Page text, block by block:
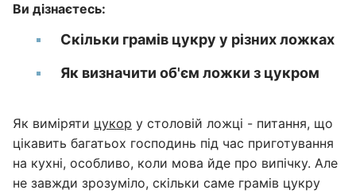
Ви дізнаєтесь:
Скільки грамів цукру у різних ложках
Як визначити об'єм ложки з цукром
Як виміряти цукор у столовій ложці - питання, що
цікавить багатьох господинь під час приготування
на кухні, особливо, коли мова йде про випічку. Але
не завжди зрозуміло, скільки саме грамів цукру